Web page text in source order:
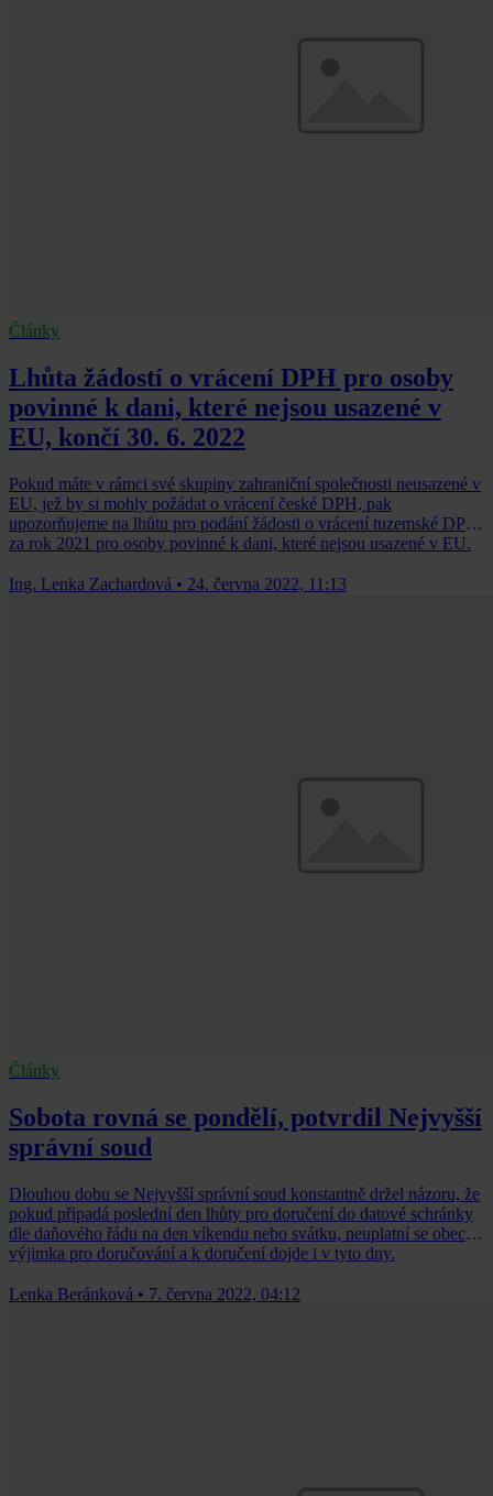
Články
Lhůta žádostí o vrácení DPH pro osoby
povinné k dani, které nejsou usazené v
EU, končí 30. 6. 2022
Pokud máte v rámci své skupiny zahraniční společnosti neusazené v
EU, jež by si mohly požádat o vrácení české DPH, pak
upozorňujeme na lhůtu pro podání žádosti o vrácení tuzemské DPH
za rok 2021 pro osoby povinné k dani, které nejsou usazené v EU.
Ing. Lenka Zachardová • 24. června 2022, 11:13
Články
Sobota rovná se pondělí, potvrdil Nejvyšší
správní soud
Dlouhou dobu se Nejvyšší správní soud konstantně držel názoru, že
pokud připadá poslední den lhůty pro doručení do datové schránky
dle daňového řádu na den víkendu nebo svátku, neuplatní se obecná
výjimka pro doručování a k doručení dojde i v tyto dny.
Lenka Beránková • 7. června 2022, 04:12